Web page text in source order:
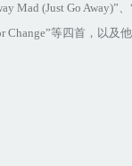
Mad (Just Go Away)”、
Change”等四首，以及